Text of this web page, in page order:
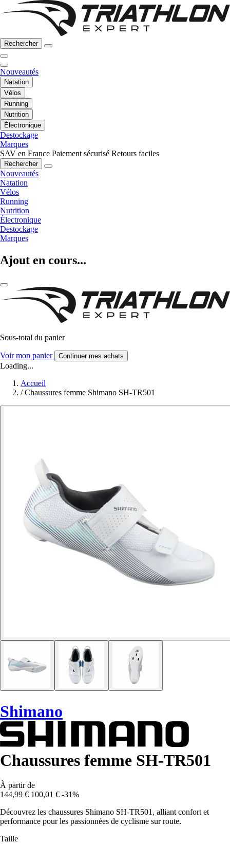
Rechercher
Nouveautés
Natation
Vélos
Running
Nutrition
Électronique
Destockage
Marques
SAV en France Paiement sécurisé Retours faciles
Rechercher
Nouveautés
Natation
Vélos
Running
Nutrition
Électronique
Destockage
Marques
Ajout en cours...
Sous-total du panier
Voir mon panier Continuer mes achats
Loading...
Accueil
/ Chaussures femme Shimano SH-TR501
Shimano
Chaussures femme SH-TR501
À partir de
144,99 € 100,01 € -31%
Découvrez les chaussures Shimano SH-TR501, alliant confort et
performance pour les passionnées de cyclisme sur route.
Taille